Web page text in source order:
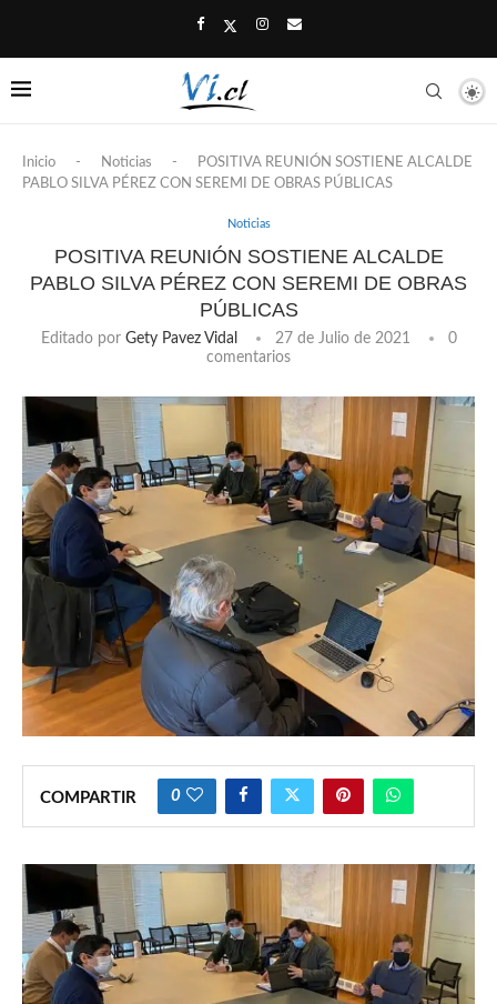
Inicio - Noticias -
POSITIVA REUNIÓN SOSTIENE ALCALDE
PABLO SILVA PÉREZ CON SEREMI DE OBRAS PÚBLICAS
Noticias
POSITIVA REUNIÓN SOSTIENE ALCALDE
PABLO SILVA PÉREZ CON SEREMI DE OBRAS
PÚBLICAS
Editado por Gety Pavez Vidal 27 de Julio de 2021
0
comentarios
COMPARTIR 0